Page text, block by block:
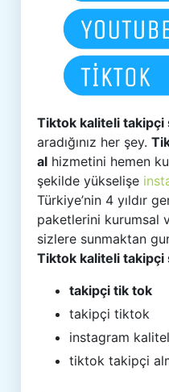
Tiktok kaliteli takipçi
aradığınız her şey.
al hizmetini hemen
şekilde yükselişe
Türkiye’nin 4 yıldır
paketlerini kurumsal
sizlere sunmaktan
Tiktok kaliteli takipçi
takipçi tik tok
takipçi tiktok
instagram
tiktok takipçi